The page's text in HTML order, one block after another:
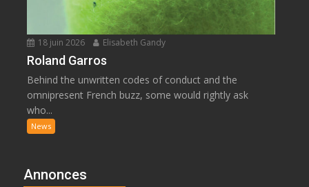
18 juin 2026 Elisabeth Gandy
Roland Garros
Behind the unwritten codes of conduct and the
omnipresent French buzz, some would rightly ask
who...
News
Annonces